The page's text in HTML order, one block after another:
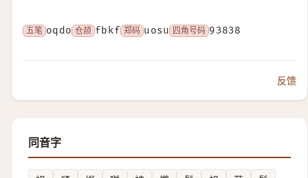
五笔 oqdo 仓颉 fbkf 郑码 uosu 四角号码 93838
反馈
同音字